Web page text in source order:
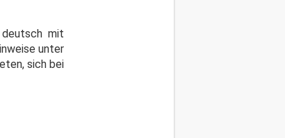
mit
unter
sich bei